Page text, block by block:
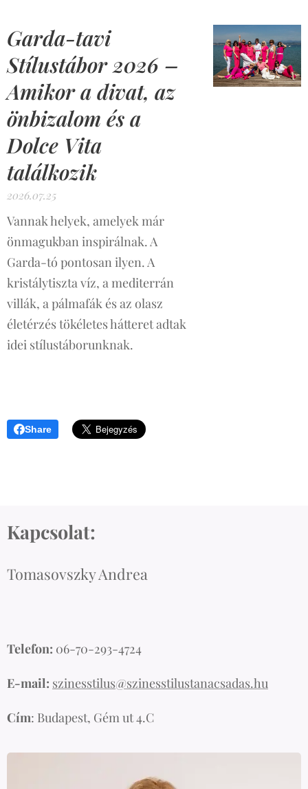
Garda-tavi
Stílustábor 2026 –
Amikor a divat, az
önbizalom és a
Dolce Vita
találkozik
2026.07.25
Vannak helyek, amelyek már
önmagukban inspirálnak. A
Garda-tó pontosan ilyen. A
kristálytiszta víz, a mediterrán
villák, a pálmafák és az olasz
életérzés tökéletes hátteret adtak
idei stílustáborunknak.
Share
Kapcsolat:
Tomasovszky Andrea
Telefon: 06-70-293-4724
E-mail: szinesstilus@szinesstilustanacsadas.hu
Cím: Budapest, Gém ut 4.C